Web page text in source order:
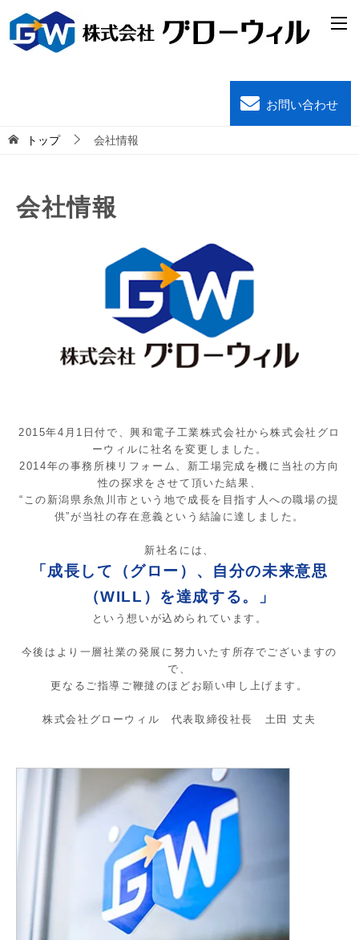
お問い合わせ
トップ 会社情報
会社情報
2015年4月1日付で、興和電子工業株式会社から株式会社グロ
ーウィルに社名を変更しました。
2014年の事務所棟リフォーム、新工場完成を機に当社の方向
性の探求をさせて頂いた結果、
“この新潟県糸魚川市という地で成長を目指す人への職場の提
供”が当社の存在意義という結論に達しました。
新社名には、
「成長して（グロー）、自分の未来意思
（WILL）を達成する。」
という想いが込められています。
今後はより一層社業の発展に努力いたす所存でございますの
で、
更なるご指導ご鞭撻のほどお願い申し上げます。
株式会社グローウィル 代表取締役社長 土田 丈夫